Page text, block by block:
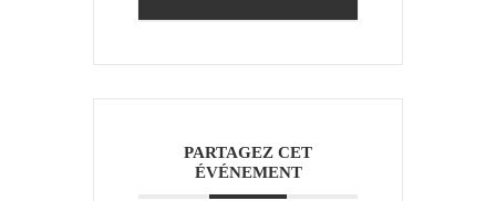
PARTAGEZ CET
ÉVÉNEMENT